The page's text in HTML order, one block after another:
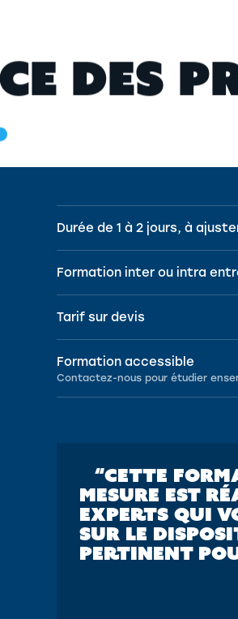
CE DES P
Durée de 1 à 2 jours, à
Formation inter ou intra
Tarif sur devis
Formation accessible
Contactez-nous pour étudier
“CETTE
MESURE EST
EXPERTS QUI
SUR LE
PERTINENT